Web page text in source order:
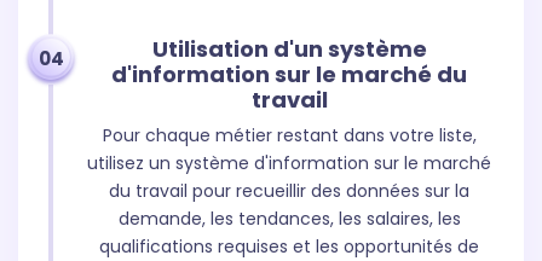
Utilisation d'un système
d'information sur le marché du
travail
Pour chaque métier restant dans votre liste,
utilisez un système d'information sur le marché
du travail pour recueillir des données sur la
demande, les tendances, les salaires, les
qualifications requises et les opportunités de
04